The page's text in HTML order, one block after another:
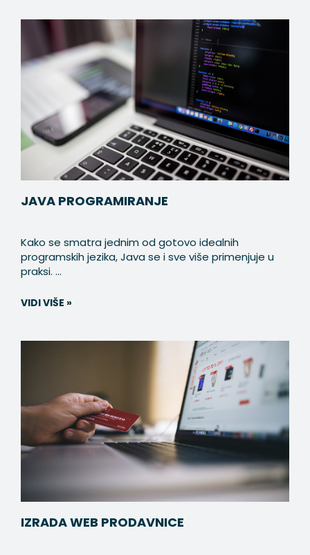
JAVA PROGRAMIRANJE
Kako se smatra jednim od gotovo idealnih
programskih jezika, Java se i sve više primenjuje u
praksi. ...
VIDI VIŠE »
IZRADA WEB PRODAVNICE